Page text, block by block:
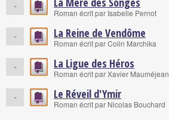
-
Roman écrit par Isabelle Pernot
- La Reine de Vendôme
Roman écrit par Colin Marchika
- La Ligue des Héros
Roman écrit par Xavier Mauméjean
- Le Réveil d'Ymir
Roman écrit par Nicolas Bouchard